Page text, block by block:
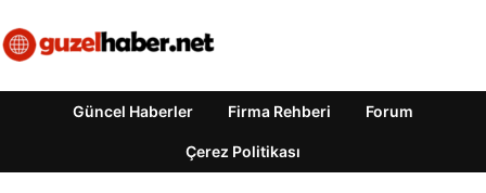
Güncel Haberler Firma Rehberi Forum
Çerez Politikası